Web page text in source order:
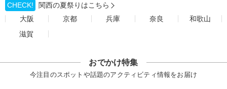
CHECK!
関西の夏祭りはこちら
大阪
京都 兵庫 奈良
和歌山
滋賀
おでかけ特集
今注目のスポットや話題のアクティビティ情報をお届け